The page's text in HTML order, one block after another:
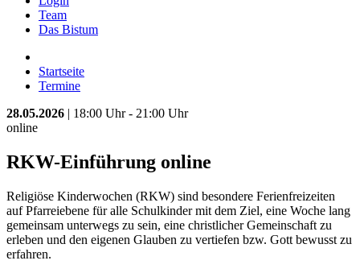
Team
Das Bistum
Startseite
Termine
28.05.2026 | 18:00 Uhr - 21:00 Uhr
online
RKW-Einführung online
Religiöse Kinderwochen (RKW) sind besondere Ferienfreizeiten
auf Pfarreiebene für alle Schulkinder mit dem Ziel, eine Woche lang
gemeinsam unterwegs zu sein, eine christlicher Gemeinschaft zu
erleben und den eigenen Glauben zu vertiefen bzw. Gott bewusst zu
erfahren.